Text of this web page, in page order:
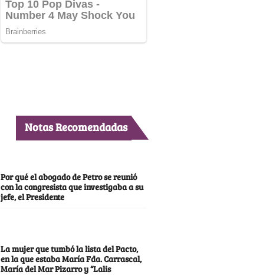
Notas Recomendadas
Por qué el abogado de Petro se reunió
con la congresista que investigaba a su
jefe, el Presidente
La mujer que tumbó la lista del Pacto,
en la que estaba María Fda. Carrascal,
María del Mar Pizarro y “Lalis